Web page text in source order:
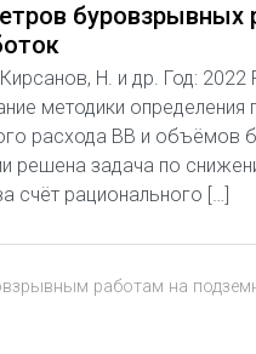
буровзрывных
Н. и др. Год:
методики
расхода ВВ и объёмов
решена задача по
счёт рационального […]
работам на